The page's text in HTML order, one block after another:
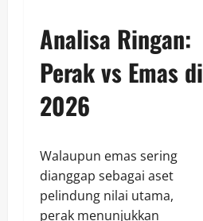
Analisa Ringan:
Perak vs Emas di
2026
Walaupun emas sering
dianggap sebagai aset
pelindung nilai utama,
perak menunjukkan